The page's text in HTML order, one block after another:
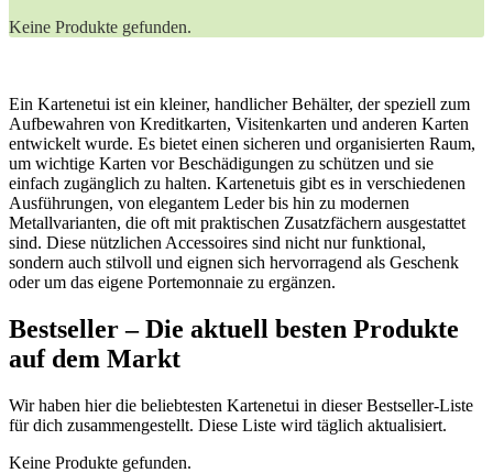
Keine Produkte gefunden.
Ein Kartenetui ist ein kleiner, handlicher Behälter, der speziell zum
Aufbewahren von Kreditkarten, Visitenkarten und anderen Karten
entwickelt wurde. Es bietet einen sicheren und organisierten Raum,
um wichtige Karten vor Beschädigungen zu schützen und sie
einfach zugänglich zu halten. Kartenetuis gibt es in verschiedenen
Ausführungen, von elegantem Leder bis hin zu modernen
Metallvarianten, die oft mit praktischen Zusatzfächern ausgestattet
sind. Diese nützlichen Accessoires sind nicht nur funktional,
sondern auch stilvoll und eignen sich hervorragend als Geschenk
oder um das eigene Portemonnaie zu ergänzen.
Bestseller – Die aktuell besten Produkte
auf dem Markt
Wir haben hier die beliebtesten Kartenetui in dieser Bestseller-Liste
für dich zusammengestellt. Diese Liste wird täglich aktualisiert.
Keine Produkte gefunden.